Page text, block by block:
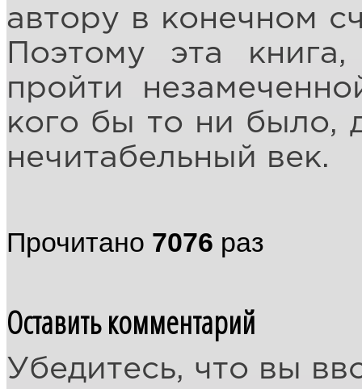
автору в конечном
Поэтому эта
пройти
кого бы то ни было,
нечитабельный век.
Прочитано 7076 раз
Оставить комментарий
Убедитесь, что вы